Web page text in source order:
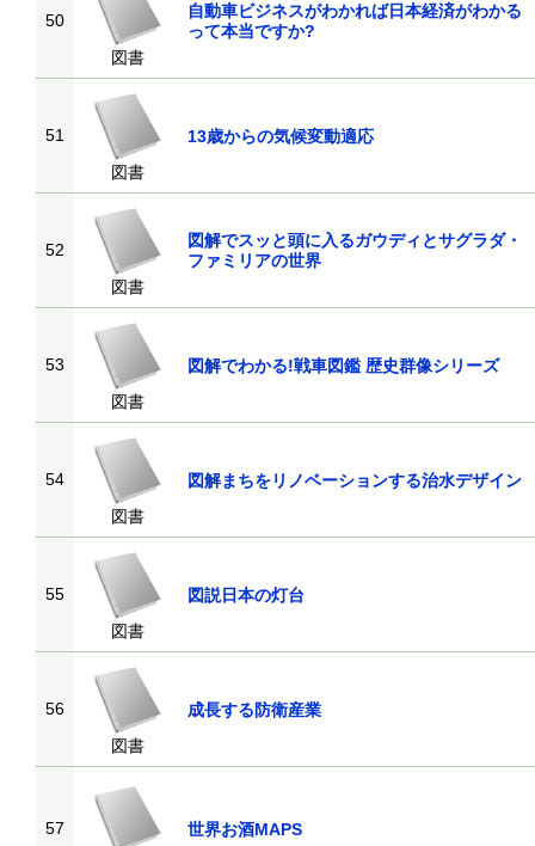
50
図書
自動車ビジネスがわかれば日本経済がわかる
って本当ですか?
51
図書
13歳からの気候変動適応
52
図書
図解でスッと頭に入るガウディとサグラダ・
ファミリアの世界
53
図書
図解でわかる!戦車図鑑 歴史群像シリーズ
54
図書
図解まちをリノベーションする治水デザイン
55
図書
図説日本の灯台
56
図書
成長する防衛産業
57
世界お酒MAPS